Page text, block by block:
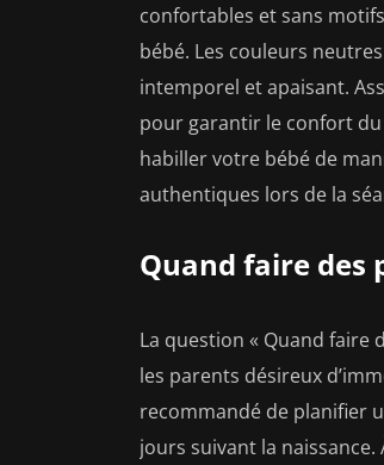
confortables et sans
bébé. Les couleurs
intemporel et apaisant.
pour garantir le confort du
habiller votre bébé de
authentiques lors de la
Quand faire des
La question « Quand faire
les parents désireux
recommandé de planifier
jours suivant la